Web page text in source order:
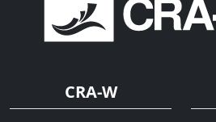
CRA-W